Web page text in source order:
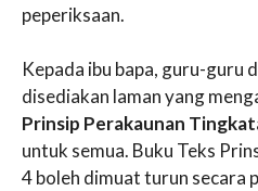
peperiksaan.
Kepada ibu bapa, guru-guru
disediakan laman yang
Prinsip Perakaunan
untuk semua. Buku Teks
4 boleh dimuat turun secara